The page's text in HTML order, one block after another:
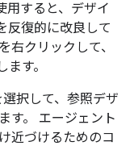
用すると、デザイ
反復的に改良して
右クリックして、
す。
択して、参照デザ
す。 エージェント
近づけるためのコ